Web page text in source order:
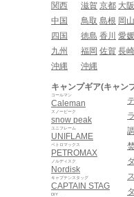
関西
滋賀 京都 大阪
中国
鳥取 島根 岡山
四国
徳島 香川 愛媛
九州
福岡 佐賀 長崎
沖縄
沖縄
キャンプギア(キャン
Caleman
コールマン
snow peak
スノーピーク
UNIFLAME
ユニフレーム
PETROMAX
ペトロマックス
Nordisk
ノルディスク
CAPTAIN STAG
キャプテンスタッグ
DIY